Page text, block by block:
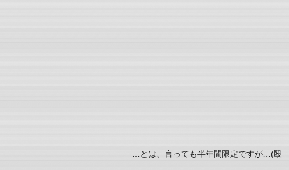
…とは、言っても半年間限定ですが…(殴